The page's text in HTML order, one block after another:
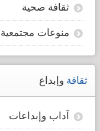
ثقافة صحية
منوعات مجتمعية
ثقافة وإبداع
آداب وإبداعات